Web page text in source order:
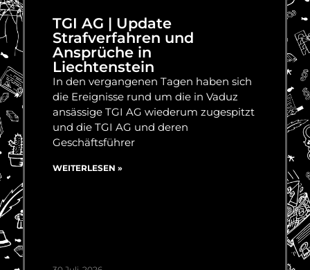
TGI AG | Update
Strafverfahren und
Ansprüche in
Liechtenstein
In den vergangenen Tagen haben sich
die Ereignisse rund um die in Vaduz
ansässige TGI AG wiederum zugespitzt
und die TGI AG und deren
Geschäftsführer
WEITERLESEN »